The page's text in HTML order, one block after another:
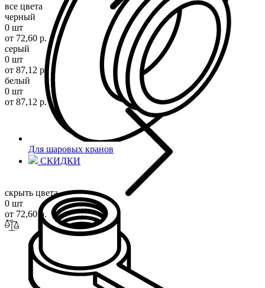
Для шаровых кранов
СКИДКИ
все цвета
черный
0 шт
от 72,60 р.
серый
0 шт
от 87,12 р.
белый
0 шт
от 87,12 р.
скрыть цвета
0 шт
от 72,60 р.